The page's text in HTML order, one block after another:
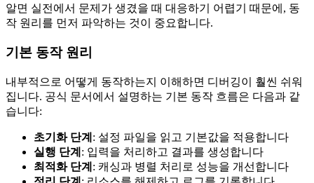
알면 실전에서 문제가 생겼을 때 대응하기 어렵기 때문에, 동
작 원리를 먼저 파악하는 것이 중요합니다.
기본 동작 원리
내부적으로 어떻게 동작하는지 이해하면 디버깅이 훨씬 쉬워
집니다. 공식 문서에서 설명하는 기본 동작 흐름은 다음과 같
습니다:
초기화 단계 : 설정 파일을 읽고 기본값을 적용합니다
실행 단계 : 입력을 처리하고 결과를 생성합니다
최적화 단계 : 캐싱과 병렬 처리로 성능을 개선합니다